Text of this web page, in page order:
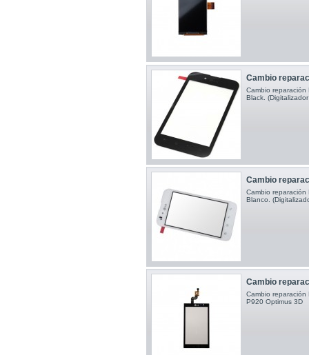
Cambio
Cambio reparación
Black.
Cambio
Cambio reparación
Blanco.
Cambio
Cambio reparación
P920 Optimus 3D